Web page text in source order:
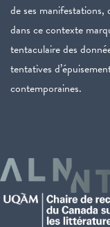
de ses manifestations,
dans ce contexte
tentaculaire des
tentatives
contemporaines.